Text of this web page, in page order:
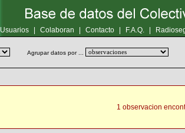
Usuarios Colaboran Contacto F.A.Q.
Agrupar datos por ...
1 observacion